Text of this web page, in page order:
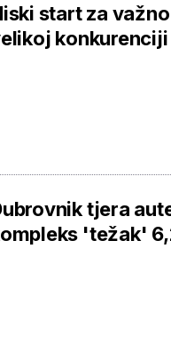
start za
tjera
'težak'